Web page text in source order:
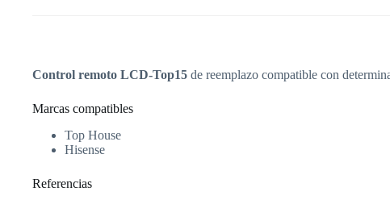
Control remoto LCD-Top15 de reemplazo compatible con
Marcas compatibles
Top House
Hisense
Referencias